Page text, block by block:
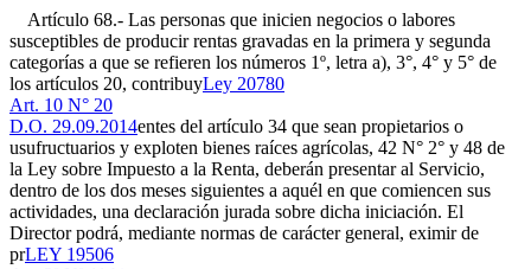
Artículo 68.- Las personas que inicien negocios o labores
susceptibles de producir rentas gravadas en la primera y segunda
categorías a que se refieren los números 1º, letra a), 3°, 4° y 5° de
los artículos 20, contribuyLey 20780
Art. 10 N° 20
D.O. 29.09.2014entes del artículo 34 que sean propietarios o
usufructuarios y exploten bienes raíces agrícolas, 42 N° 2° y 48 de
la Ley sobre Impuesto a la Renta, deberán presentar al Servicio,
dentro de los dos meses siguientes a aquél en que comiencen sus
actividades, una declaración jurada sobre dicha iniciación. El
Director podrá, mediante normas de carácter general, eximir de
prLEY 19506